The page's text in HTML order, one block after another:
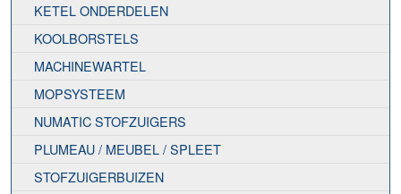
KETEL ONDERDELEN
KOOLBORSTELS
MACHINEWARTEL
MOPSYSTEEM
NUMATIC STOFZUIGERS
PLUMEAU / MEUBEL / SPLEET
STOFZUIGERBUIZEN